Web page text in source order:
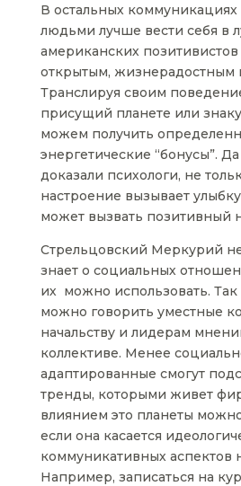
В остальных
людьми лучше вести себя в
американских позитивистов
открытым, жизнерадостным
Транслируя своим
присущий планете или
можем получить
энергетические “бонусы”.
доказали психологи, не
настроение вызывает
может вызвать позитивный
Стрельцовский Меркурий
знает о социальных
их можно использовать. Так
можно говорить уместные
начальству и лидерам
коллективе. Менее
адаптированные смогут
тренды, которыми живет
влиянием это планеты
если она касается
коммуникативных
Например, записаться на